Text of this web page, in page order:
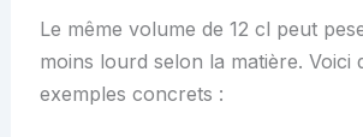
Le même volume de 12 cl peut
moins lourd selon la matière. Voici
exemples concrets :